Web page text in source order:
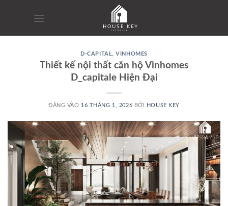
D-CAPITAL ,VINHOMES
Thiết kế nội thất căn hộ Vinhomes
D_capitale Hiện Đại
ĐĂNG VÀO 16 THÁNG 1, 2026 BỞI HOUSE KEY